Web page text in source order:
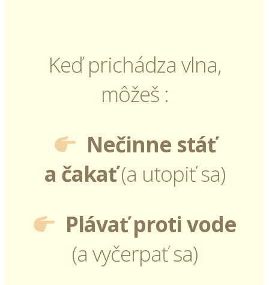
Keď prichádza vlna,
môžeš :
Nečinne stáť
a čakať(a utopiť sa)
Plávať proti vode
(a vyčerpať sa)